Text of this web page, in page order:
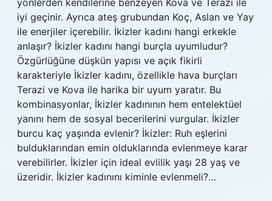
yönlerden kendilerine benzeyen Kova ve Terazi ile
iyi geçinir. Ayrıca ateş grubundan Koç, Aslan ve Yay
ile enerjiler içerebilir. İkizler kadını hangi erkekle
anlaşır? İkizler kadını hangi burçla uyumludur?
Özgürlüğüne düşkün yapısı ve açık fikirli
karakteriyle İkizler kadını, özellikle hava burçları
Terazi ve Kova ile harika bir uyum yaratır. Bu
kombinasyonlar, İkizler kadınının hem entelektüel
yanını hem de sosyal becerilerini vurgular. İkizler
burcu kaç yaşında evlenir? İkizler: Ruh eşlerini
bulduklarından emin olduklarında evlenmeye karar
verebilirler. İkizler için ideal evlilik yaşı 28 yaş ve
üzeridir. İkizler kadınını kiminle evlenmeli?…